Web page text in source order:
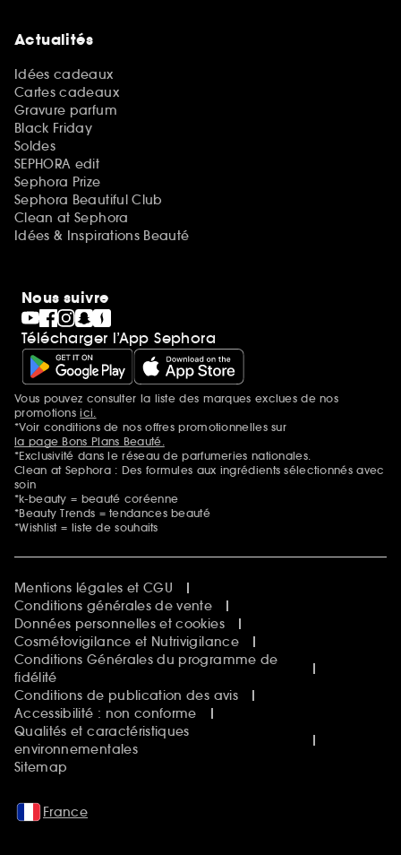
Actualités
Idées cadeaux
Cartes cadeaux
Gravure parfum
Black Friday
Soldes
SEPHORA edit
Sephora Prize
Sephora Beautiful Club
Clean at Sephora
Idées & Inspirations Beauté
Nous suivre
Télécharger l’App Sephora
Mentions additionnelles
Vous pouvez consulter la liste des marques exclues de nos
promotionsici.
*Voir conditions de nos offres promotionnelles sur
la page Bons Plans Beauté.
*Exclusivité dans le réseau de parfumeries nationales.
Clean at Sephora : Des formules aux ingrédients sélectionnés avec
soin
*k-beauty = beauté coréenne
*Beauty Trends = tendances beauté
*Wishlist = liste de souhaits
Mentions légales et CGU
Conditions générales de vente
Données personnelles et cookies
Cosmétovigilance et Nutrivigilance
Conditions Générales du programme de
fidélité
Conditions de publication des avis
Accessibilité : non conforme
Qualités et caractéristiques
environnementales
Sitemap
France